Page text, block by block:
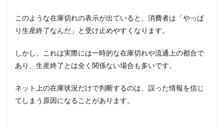
このような在庫切れの表示が出ていると、消費者は「やっぱ
り生産終了なんだ」と受け止めやすくなります。
しかし、これは実際には一時的な在庫切れや流通上の都合で
あり、生産終了とは全く関係ない場合も多いです。
ネット上の在庫状況だけで判断するのは、誤った情報を信じ
てしまう原因になることがあります。